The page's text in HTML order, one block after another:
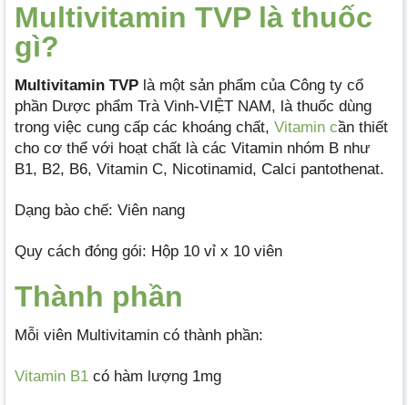
Multivitamin TVP là thuốc
gì?
Multivitamin TVP là một sản phẩm của Công ty cổ
phần Dược phẩm Trà Vinh-VIỆT NAM, là thuốc dùng
trong việc cung cấp các khoáng chất, Vitamin cần thiết
cho cơ thể với hoạt chất là các Vitamin nhóm B như
B1, B2, B6, Vitamin C, Nicotinamid, Calci pantothenat.
Dạng bào chế: Viên nang
Quy cách đóng gói: Hộp 10 vỉ x 10 viên
Thành phần
Mỗi viên Multivitamin có thành phần:
Vitamin B1 có hàm lượng 1mg